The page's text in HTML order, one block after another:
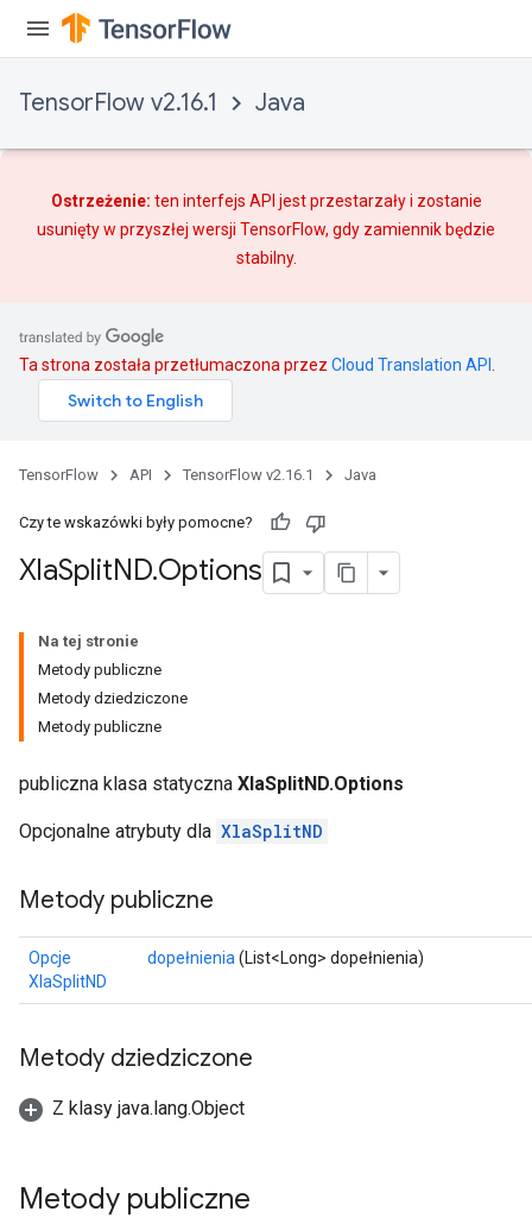
TensorFlow v2.16.1 Java
Ostrzeżenie: ten interfejs API jest przestarzały i zostanie
usunięty w przyszłej wersji TensorFlow, gdy zamiennik będzie
stabilny.
Ta strona została przetłumaczona przez Cloud Translation API
TensorFlow API TensorFlow v2.16.1 Java
Czy te wskazówki były pomocne?
XlaSplitND.Options
Na tej stronie
Metody publiczne
Metody dziedziczone
Metody publiczne
publiczna klasa statyczna XlaSplitND.Options
Opcjonalne atrybuty dla XlaSplitND
Metody publiczne
Opcje
XlaSplitND
dopełnienia (List<Long> dopełnienia)
Metody dziedziczone
Z klasy java.lang.Object
Metody publiczne